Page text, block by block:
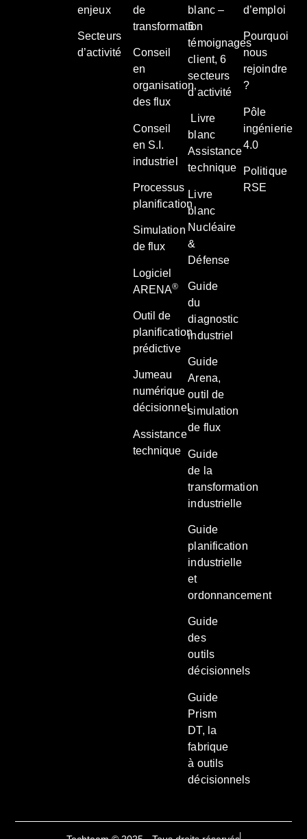
enjeux
Secteurs
d’activité
de
transformation
Conseil
en
organisation
des flux
Conseil
en S.I.
industriel
Processus
planification
Simulation
de flux
Logiciel
ARENA®
Outil de
planification
prédictive
Jumeau
numérique
décisionnel
Assistance
technique
blanc –
6
témoignages
client, 6
secteurs
d’activité
Livre
blanc
Assistance
technique
Livre
blanc
Nucléaire
&
Défense
Guide
du
diagnostic
industriel
Guide
Arena,
outil de
simulation
de flux
Guide
de la
transformation
industrielle
Guide
planification
industrielle
et
ordonnancement
Guide
des
outils
décisionnels
Guide
Prism
DT, la
fabrique
à outils
décisionnels
d’emploi
Pourquoi
nous
rejoindre
?
Pôle
ingénierie
4.0
Politique
RSE